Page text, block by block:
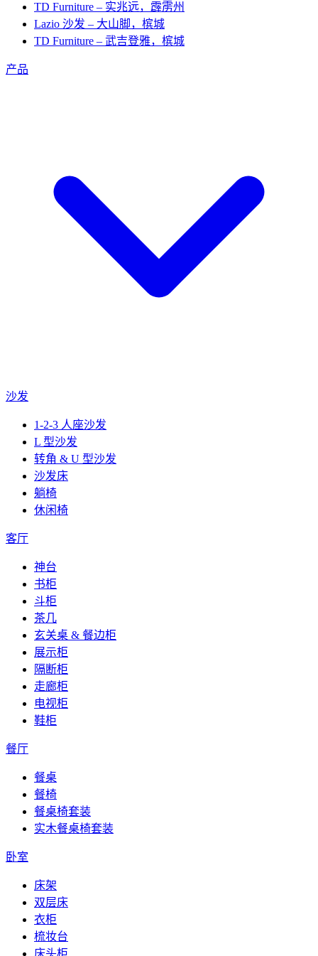
TD Furniture – 实兆远，霹雳州
Lazio 沙发 – 大山脚，槟城
TD Furniture – 武吉登雅，槟城
产品
沙发
1-2-3 人座沙发
L 型沙发
转角 & U 型沙发
沙发床
躺椅
休闲椅
客厅
神台
书柜
斗柜
茶几
玄关桌 & 餐边柜
展示柜
隔断柜
走廊柜
电视柜
鞋柜
餐厅
餐桌
餐椅
餐桌椅套装
实木餐桌椅套装
卧室
床架
双层床
衣柜
梳妆台
床头柜